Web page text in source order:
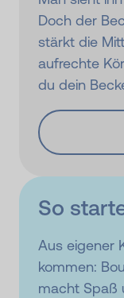
Doch der
stärkt die
aufrechte
du dein
So
Aus eigener
kommen:
macht Spaß